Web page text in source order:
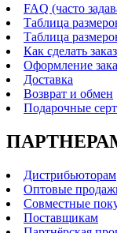
FAQ (часто
Таблица
Таблица
Как сделать заказ
Оформление
Доставка
Возврат и обмен
Подарочные
Дистрибьюторам
Оптовые
Совместные
Поставщикам